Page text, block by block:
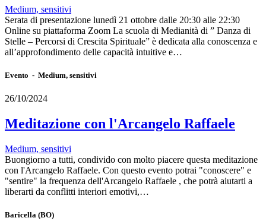
Medium, sensitivi
Serata di presentazione lunedì 21 ottobre dalle 20:30 alle 22:30
Online su piattaforma Zoom La scuola di Medianità di ” Danza di
Stelle – Percorsi di Crescita Spirituale” è dedicata alla conoscenza e
all’approfondimento delle capacità intuitive e…
Evento - Medium, sensitivi
26/10/2024
Meditazione con l'Arcangelo Raffaele
Medium, sensitivi
Buongiorno a tutti, condivido con molto piacere questa meditazione
con l'Arcangelo Raffaele. Con questo evento potrai "conoscere" e
"sentire" la frequenza dell'Arcangelo Raffaele , che potrà aiutarti a
liberarti da conflitti interiori emotivi,…
Baricella (BO)